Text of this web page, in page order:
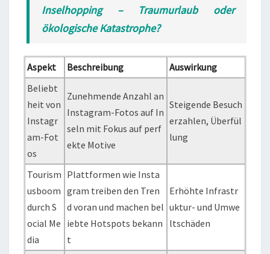
Inselhopping – Traumurlaub oder
ökologische Katastrophe?
Aspekt Beschreibung
Auswirkung
Beliebt
heit von
Instagr
am-Fot
os
Zunehmende Anzahl an
Instagram-Fotos auf In
seln mit Fokus auf perf
ekte Motive
Steigende Besuch
erzahlen, Überfül
lung
Tourism
usboom
durch S
ocial Me
dia
Plattformen wie Insta
gram treiben den Tren
d voran und machen bel
iebte Hotspots bekann
t
Erhöhte Infrastr
uktur- und Umwe
ltschäden